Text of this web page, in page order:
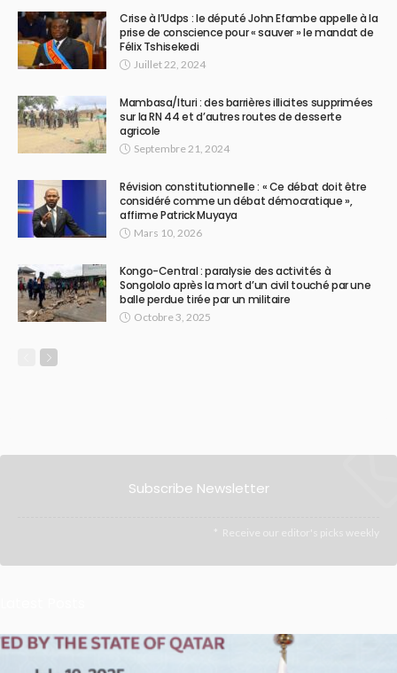
Crise à l’Udps : le député John Efambe appelle à la
prise de conscience pour « sauver » le mandat de
Félix Tshisekedi
Juillet 22, 2024
Mambasa/Ituri : des barrières illicites supprimées
sur la RN 44 et d’autres routes de desserte
agricole
Septembre 21, 2024
Révision constitutionnelle : « Ce débat doit être
considéré comme un débat démocratique »,
affirme Patrick Muyaya
Mars 10, 2026
Kongo-Central : paralysie des activités à
Songololo après la mort d’un civil touché par une
balle perdue tirée par un militaire
Octobre 3, 2025
Subscribe Newsletter
Receive our editor's picks weekly